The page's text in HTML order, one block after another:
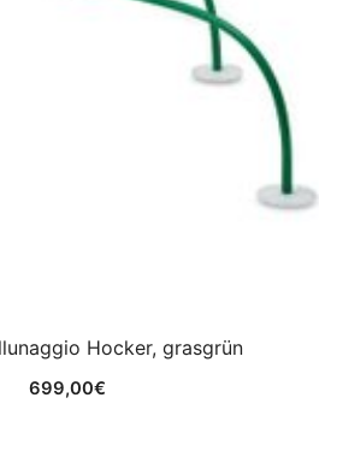
Hocker, grasgrün
699,00€